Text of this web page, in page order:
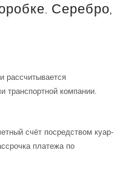
Серебро,
рассчитывается
транспортной компании.
счёт посредством куар-
платежа по